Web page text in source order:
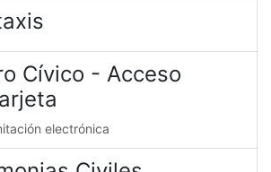
Cívico - Acceso
electrónica